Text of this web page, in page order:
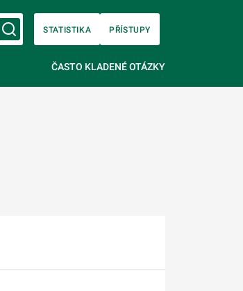
Vyhledávání na webu…
STATISTIKA PŘÍSTUPY
ČASTO KLADENÉ OTÁZKY